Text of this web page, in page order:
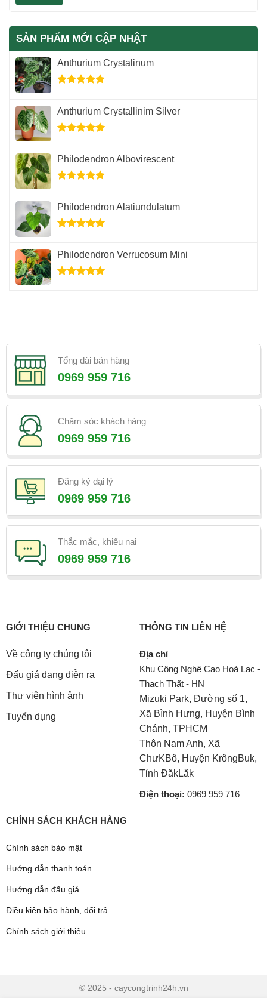
SẢN PHẨM MỚI CẬP NHẬT
Anthurium Crystalinum
5 sao
Anthurium Crystallinim Silver
5 sao
Philodendron Albovirescent
5 sao
Philodendron Alatiundulatum
5 sao
Philodendron Verrucosum Mini
Tổng đài bán hàng
0969 959 716
Chăm sóc khách hàng
0969 959 716
Đăng ký đại lý
0969 959 716
Thắc mắc, khiếu nại
0969 959 716
GIỚI THIỆU CHUNG
Về công ty chúng tôi
Đấu giá đang diễn ra
Thư viện hình ảnh
Tuyển dụng
THÔNG TIN LIÊN HỆ
Địa chỉ
Khu Công Nghệ Cao Hoà Lạc -
Thạch Thất - HN
Mizuki Park, Đường số 1,
Xã Bình Hưng, Huyện Bình
Chánh, TPHCM
Thôn Nam Anh, Xã
ChưKBô, Huyện KrôngBuk,
Tỉnh ĐăkLăk
Điện thoại: 0969 959 716
CHÍNH SÁCH KHÁCH HÀNG
Chính sách bảo mật
Hướng dẫn thanh toán
Hướng dẫn đấu giá
Điều kiện bảo hành, đổi trả
Chính sách giới thiệu
© 2025 - caycongtrinh24h.vn